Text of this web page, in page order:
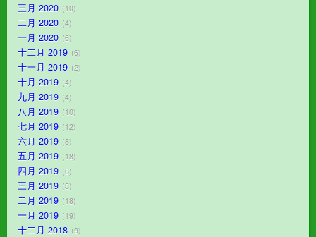
三月 2020 10
二月 2020 4
一月 2020 6
十二月 2019 6
十一月 2019 2
十月 2019 4
九月 2019 4
八月 2019 10
七月 2019 12
六月 2019 8
五月 2019 18
四月 2019 6
三月 2019 8
二月 2019 18
一月 2019 19
十二月 2018 9